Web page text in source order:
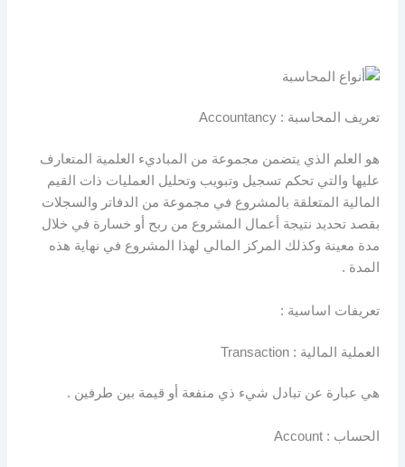
تعريف المحاسبة : Accountancy
هو العلم الذي يتضمن مجموعة من المباديء العلمية المتعارف
عليها والتي تحكم تسجيل وتبويب وتحليل العمليات ذات القيم
المالية المتعلقة بالمشروع في مجموعة من الدفاتر والسجلات
بقصد تحديد نتيجة أعمال المشروع من ربح أو خسارة في خلال
مدة معينة وكذلك المركز المالي لهذا المشروع في نهاية هذه
المدة .
تعريفات اساسية :
العملية المالية : Transaction
هي عبارة عن تبادل شيء ذي منفعة أو قيمة بين طرفين .
الحساب : Account